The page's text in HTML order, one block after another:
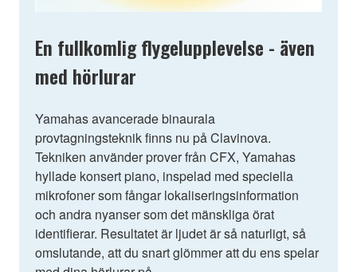
En fullkomlig flygelupplevelse - även
med hörlurar
Yamahas avancerade binaurala
provtagningsteknik finns nu på Clavinova.
Tekniken använder prover från CFX, Yamahas
hyllade konsert piano, inspelad med speciella
mikrofoner som fångar lokaliseringsinformation
och andra nyanser som det mänskliga örat
identifierar. Resultatet är ljudet är så naturligt, så
omslutande, att du snart glömmer att du ens spelar